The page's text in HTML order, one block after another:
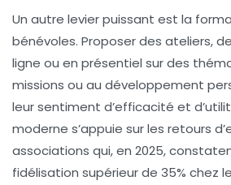
Un autre levier puissant est la
bénévoles. Proposer des ateliers,
ligne ou en présentiel sur des
missions ou au développement
leur sentiment d’efficacité et
moderne s’appuie sur les retours
associations qui, en 2025,
fidélisation supérieur de 35% chez